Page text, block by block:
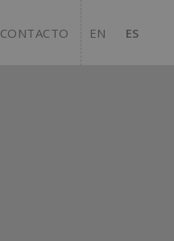
CONTACTO EN ES